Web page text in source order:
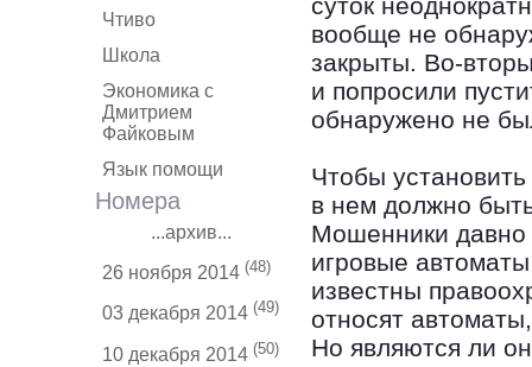
Чтиво
Школа
Экономика с
Дмитрием
Файковым
Язык помощи
Номера
...архив...
26 ноября 2014 (48)
03 декабря 2014 (49)
10 декабря 2014 (50)
вообще не
закрыты. Во-
и попросили
обнаружено не
Чтобы
в нем должно
Мошенники давно
игровые
известны
относят
Но являются ли